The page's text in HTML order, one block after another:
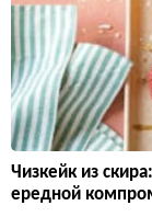
Чизкейк из
ередной